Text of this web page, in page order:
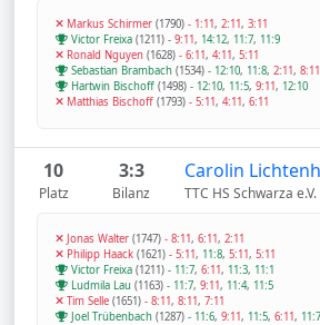
Markus Schirmer (1790) - 1:11, 2:11, 3:11
Victor Freixa (1211) - 9:11, 14:12, 11:7, 11:9
Ronald Nguyen (1628) - 6:11, 4:11, 5:11
Sebastian Brambach (1534) - 12:10, 11:8, 2:11, 8:11
Hartwin Bischoff (1498) - 12:10, 11:5, 9:11, 12:10
Matthias Bischoff (1793) - 5:11, 4:11, 6:11
10
Platz
3:3
Bilanz
Carolin
TTC HS Schwarza e.V.
Jonas Walter (1747) - 8:11, 6:11, 2:11
Philipp Haack (1621) - 5:11, 11:8, 5:11, 5:11
Victor Freixa (1211) - 11:7, 6:11, 11:3, 11:1
Ludmila Lau (1163) - 11:7, 9:11, 11:4, 11:5
Tim Selle (1651) - 8:11, 8:11, 7:11
Joel Trübenbach (1287) - 11:6, 9:11, 11:5, 6:11, 11:7